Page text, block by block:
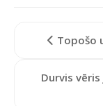
Topošo
Durvis vēris